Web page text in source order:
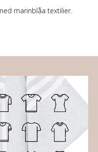
marinblåa textilier.